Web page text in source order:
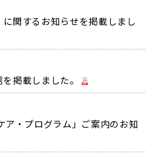
関するお知らせを掲載しまし
掲載しました。
ア・プログラム」ご案内のお知